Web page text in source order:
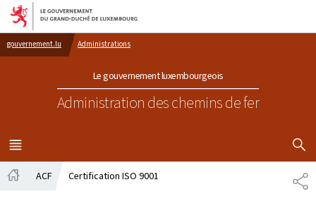
Aller au menu principal
Aller au contenu
gouvernement.lu Administrations
Le gouvernement luxembourgeois
Administration des chemins de fer
MENU
PRINCIPAL
ACF Certification ISO 9001